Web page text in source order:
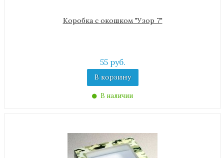
Коробка с окошком "Узор 7"
55 руб.
В корзину
В наличии